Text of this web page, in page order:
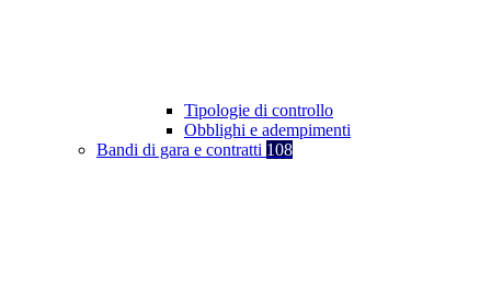
Tipologie di controllo
Obblighi e adempimenti
Bandi di gara e contratti 108